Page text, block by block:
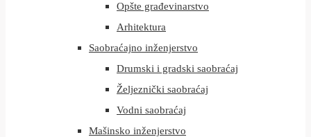
Opšte građevinarstvo
Arhitektura
Saobraćajno inženjerstvo
Drumski i gradski saobraćaj
Željeznički saobraćaj
Vodni saobraćaj
Mašinsko inženjerstvo